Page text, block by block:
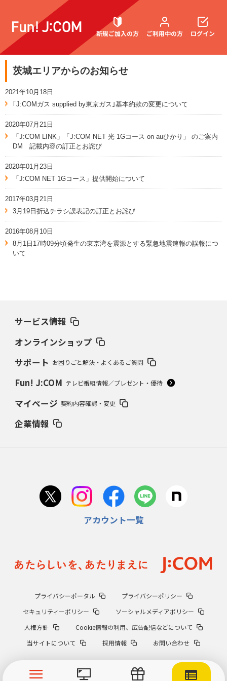
新規ご加入の方 ご利用中の方
お困りごと解決・よくあるご質問
ログイン
茨城エリアからのお知らせ
2021年10月18日
｢J:COMガス supplied by東京ガス｣基本約款の変更について
2020年07月21日
「J:COM LINK」「J:COM NET 光 1Gコース on auひかり」 のご案内
DM 記載内容の訂正とお詫び
2020年01月23日
「J:COM NET 1Gコース」提供開始について
2017年03月21日
3月19日折込チラシ誤表記の訂正とお詫び
2016年08月10日
8月1日17時09分頃発生の東京湾を震源とする緊急地震速報の誤報につ
いて
サービス情報
オンラインショップ
サポート お困りごと解決・よくあるご質問
Fun! J:COM テレビ番組情報／プレゼント・優待
マイページ 契約内容確認・変更
企業情報
アカウント一覧
プライバシーポータル
プライバシーポリシー
セキュリティーポリシー
ソーシャルメディアポリシー
人権方針
Cookie情報の利用、広告配信などについて
当サイトについて
採用情報 お問い合わせ